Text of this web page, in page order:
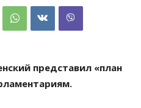
представил «план